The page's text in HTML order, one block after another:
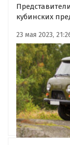
кубинских
запуске
УАЗ на Кубе.
23 мая 2023,